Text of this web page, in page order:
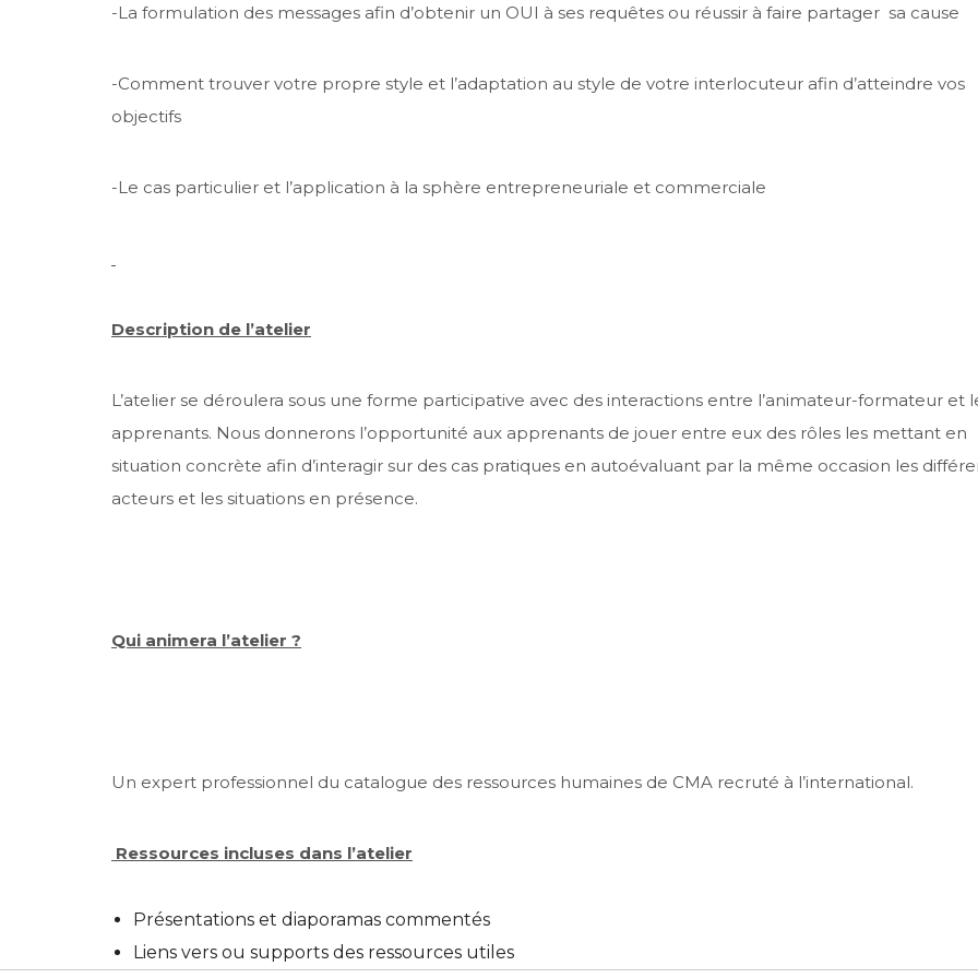
-La formulation des messages afin d’obtenir un OUI à ses requêtes ou réussir à faire partager sa cause
-Comment trouver votre propre style et l’adaptation au style de votre interlocuteur afin d’atteindre vos
objectifs
-Le cas particulier et l’application à la sphère entrepreneuriale et commerciale
Description de l’atelier
L’atelier se déroulera sous une forme participative avec des interactions entre l’animateur-formateur et
apprenants. Nous donnerons l’opportunité aux apprenants de jouer entre eux des rôles les mettant en
situation concrète afin d’interagir sur des cas pratiques en autoévaluant par la même occasion les
acteurs et les situations en présence.
Qui animera l’atelier ?
Un expert professionnel du catalogue des ressources humaines de CMA recruté à l’international.
Ressources incluses dans l’atelier
Présentations et diaporamas commentés
Liens vers ou supports des ressources utiles